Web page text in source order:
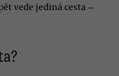
vede jediná cesta —